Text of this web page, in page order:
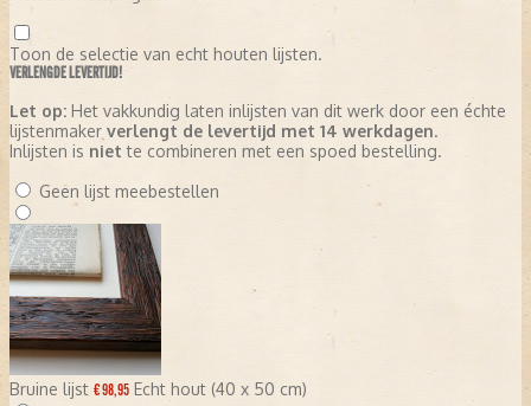
Toon de selectie van echt houten lijsten.
VERLENGDE LEVERTIJD!
Let op: Het vakkundig laten inlijsten van dit werk door een échte
lijstenmaker verlengt de levertijd met 14 werkdagen.
Inlijsten is niet te combineren met een spoed bestelling.
Geen lijst meebestellen
Bruine lijst € 98,95 Echt hout (40 x 50 cm)